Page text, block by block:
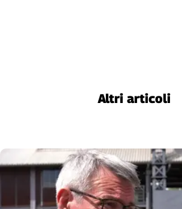
Altri articoli